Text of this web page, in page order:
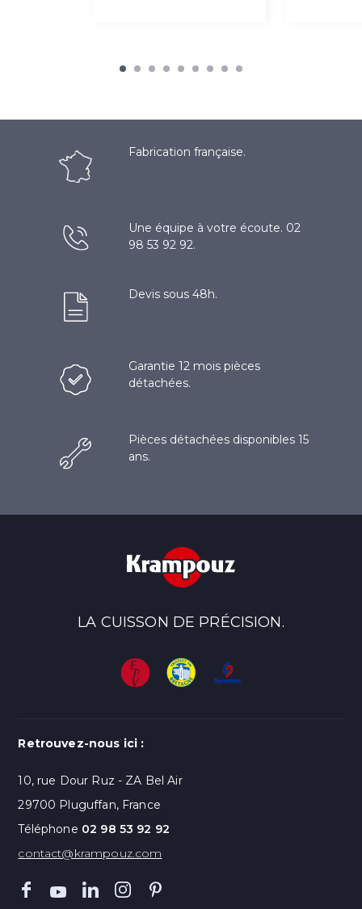
Fabrication française.
Une équipe à votre écoute. 02
98 53 92 92.
Devis sous 48h.
Garantie 12 mois pièces
détachées.
Pièces détachées disponibles 15
ans.
LA CUISSON DE PRÉCISION.
Retrouvez-nous ici :
10, rue Dour Ruz - ZA Bel Air
29700 Pluguffan, France
Téléphone 02 98 53 92 92
contact@krampouz.com